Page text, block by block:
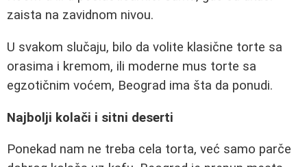
zaista na zavidnom nivou.
U svakom slučaju, bilo da volite klasične torte sa
orasima i kremom, ili moderne mus torte sa
egzotičnim voćem, Beograd ima šta da ponudi.
Najbolji kolači i sitni deserti
Ponekad nam ne treba cela torta, već samo parče